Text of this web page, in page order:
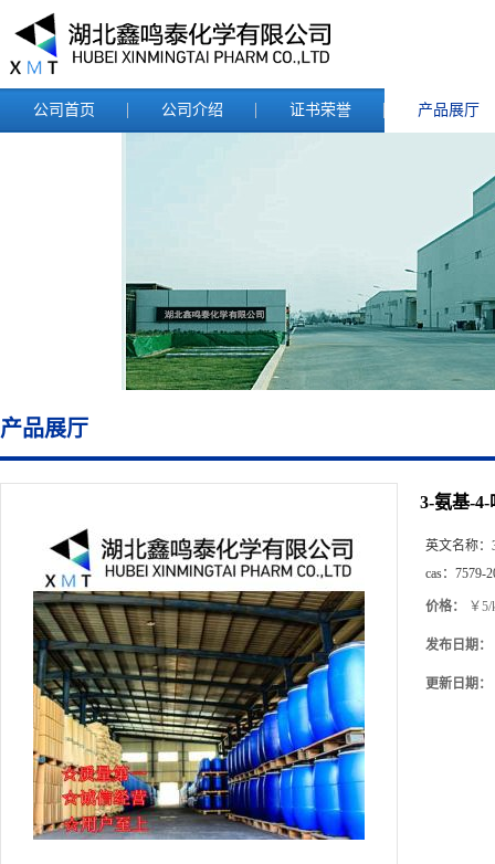
公司首页 公司介绍 证书荣誉 产品展厅
产品展厅
3-氨基-
英文名称：
cas： 7579-
价格： ￥5/
发布日期：
更新日期：